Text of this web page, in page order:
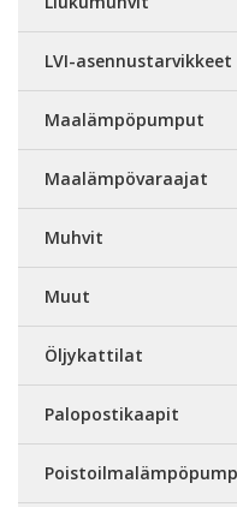
LVI-asennustarvikkeet
Maalämpöpumput
Maalämpövaraajat
Muhvit
Muut
Öljykattilat
Palopostikaapit